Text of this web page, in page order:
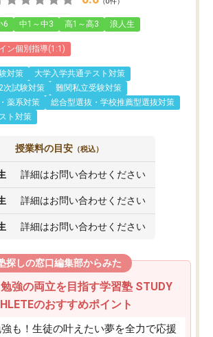
6 中1～中3 高1～高3 浪人生
ン個別指導(1:1)
対策
大学入学共通テスト対策
次試験対策
難関私立受験対策
薬系対策
総合型選抜・学校推薦型選抜対策
ト対策
授業料の目安 （税込）
詳細はお問い合わせください
詳細はお問い合わせください
詳細はお問い合わせください
探しの窓口編集部からみた
強の両立を目指す学習塾 STUDY
のおすすめポイント
も！生徒の叶えたい夢を全力で応援